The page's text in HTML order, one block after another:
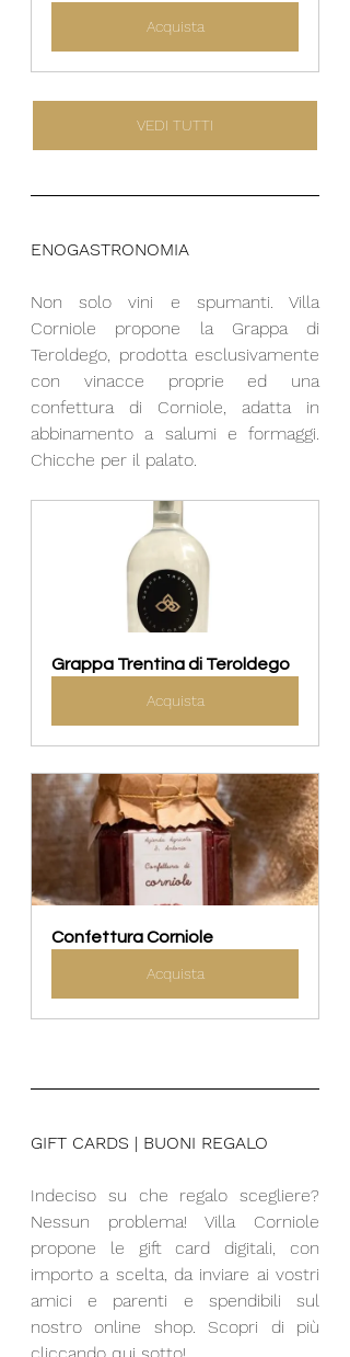
Acquista
VEDI TUTTI
ENOGASTRONOMIA
Non solo vini e spumanti. Villa
Corniole propone la Grappa di
Teroldego, prodotta esclusivamente
con vinacce proprie ed una
confettura di Corniole, adatta in
abbinamento a salumi e formaggi.
Chicche per il palato.
Grappa Trentina di Teroldego
Acquista
Confettura Corniole
Acquista
GIFT CARDS | BUONI REGALO
Indeciso su che regalo scegliere?
Nessun problema! Villa Corniole
propone le gift card digitali, con
importo a scelta, da inviare ai vostri
amici e parenti e spendibili sul
nostro online shop. Scopri di più